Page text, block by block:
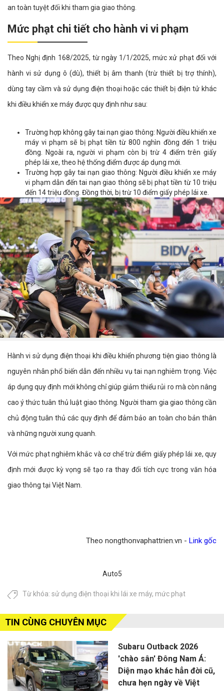
an toàn tuyệt đối khi tham gia giao thông.
Mức phạt chi tiết cho hành vi vi phạm
Theo Nghị định 168/2025, từ ngày 1/1/2025, mức xử phạt đối với
hành vi sử dụng ô (dù), thiết bị âm thanh (trừ thiết bị trợ thính),
dùng tay cầm và sử dụng điện thoại hoặc các thiết bị điện tử khác
khi điều khiển xe máy được quy định như sau:
Trường hợp không gây tai nạn giao thông: Người điều khiển xe
máy vi phạm sẽ bị phạt tiền từ 800 nghìn đồng đến 1 triệu
đồng. Ngoài ra, người vi phạm còn bị trừ 4 điểm trên giấy
phép lái xe, theo hệ thống điểm được áp dụng mới.
Trường hợp gây tai nạn giao thông: Người điều khiển xe máy
vi phạm dẫn đến tai nạn giao thông sẽ bị phạt tiền từ 10 triệu
đến 14 triệu đồng. Đồng thời, bị trừ 10 điểm giấy phép lái xe.
Hành vi sử dụng điện thoại khi điều khiển phương tiện giao thông là
nguyên nhân phổ biến dẫn đến nhiều vụ tai nạn nghiêm trọng. Việc
áp dụng quy định mới không chỉ giúp giảm thiểu rủi ro mà còn nâng
cao ý thức tuân thủ luật giao thông. Người tham gia giao thông cần
chủ động tuân thủ các quy định để đảm bảo an toàn cho bản thân
và những người xung quanh.
Với mức phạt nghiêm khắc và cơ chế trừ điểm giấy phép lái xe, quy
định mới được kỳ vọng sẽ tạo ra thay đổi tích cực trong văn hóa
giao thông tại Việt Nam.
Theo nongthonvaphattrien.vn - Link gốc
Auto5
Từ khóa: sử dụng điện thoại khi lái xe máy, mức phạt
TIN CÙNG CHUYÊN MỤC
Subaru Outback 2026
'chào sân' Đông Nam Á:
Diện mạo khác hẳn đời cũ,
chưa hẹn ngày về Việt